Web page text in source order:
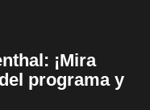
¡Mira
programa y